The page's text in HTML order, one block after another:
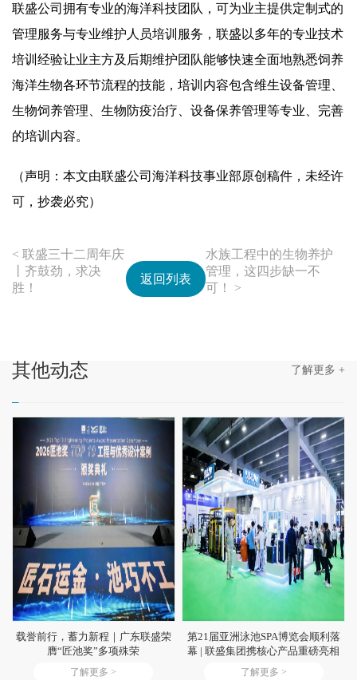
联盛公司拥有专业的海洋科技团队，可为业主提供定制式的
管理服务与专业维护人员培训服务，联盛以多年的专业技术
培训经验让业主方及后期维护团队能够快速全面地熟悉饲养
海洋生物各环节流程的技能，培训内容包含维生设备管理、
生物饲养管理、生物防疫治疗、设备保养管理等专业、完善
的培训内容。
（声明：本文由联盛公司海洋科技事业部原创稿件，未经许
可，抄袭必究）
< 联盛三十二周年庆
丨齐鼓劲，求决
胜！
返回列表
水族工程中的生物养护
管理，这四步缺一不
可！ >
其他动态 了解更多 +
载誉前行，蓄力新程｜广东联盛荣
膺“匠池奖”多项殊荣
了解更多 >
第21届亚洲泳池SPA博览会顺利落
幕 | 联盛集团携核心产品重磅亮相
了解更多 >